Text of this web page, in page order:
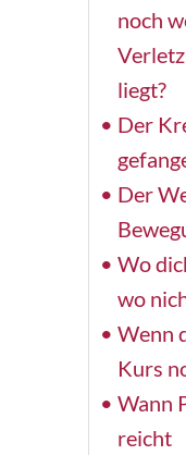
noch
liegt?
Der
Der
Wo
wo
Wenn
Kurs
Wann
reicht